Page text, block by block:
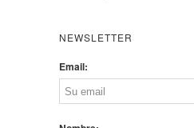
NEWSLETTER
Email: